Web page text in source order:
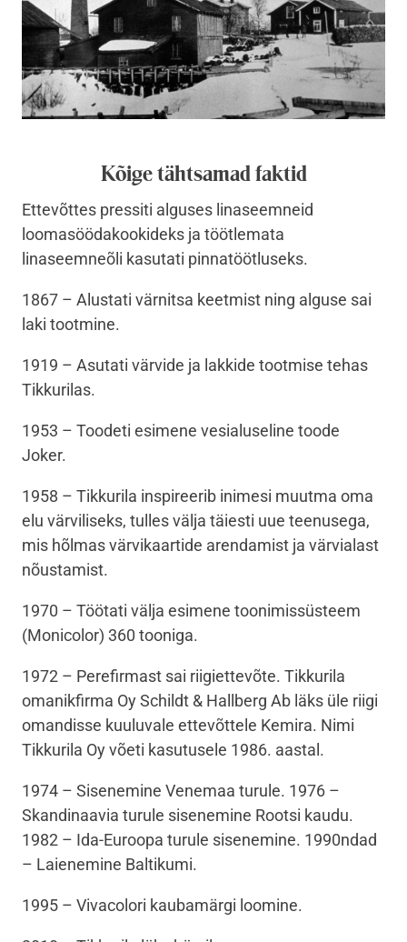
Kõige tähtsamad faktid
Ettevõttes pressiti alguses linaseemneid
loomasöödakookideks ja töötlemata
linaseemneõli kasutati pinnatöötluseks.
1867 – Alustati värnitsa keetmist ning alguse sai
laki tootmine.
1919 – Asutati värvide ja lakkide tootmise tehas
Tikkurilas.
1953 – Toodeti esimene vesialuseline toode
Joker.
1958 – Tikkurila inspireerib inimesi muutma oma
elu värviliseks, tulles välja täiesti uue teenusega,
mis hõlmas värvikaartide arendamist ja värvialast
nõustamist.
1970 – Töötati välja esimene toonimissüsteem
(Monicolor) 360 tooniga.
1972 – Perefirmast sai riigiettevõte. Tikkurila
omanikfirma Oy Schildt & Hallberg Ab läks üle riigi
omandisse kuuluvale ettevõttele Kemira. Nimi
Tikkurila Oy võeti kasutusele 1986. aastal.
1974 – Sisenemine Venemaa turule. 1976 –
Skandinaavia turule sisenemine Rootsi kaudu.
1982 – Ida-Euroopa turule sisenemine. 1990ndad
– Laienemine Baltikumi.
1995 – Vivacolori kaubamärgi loomine.